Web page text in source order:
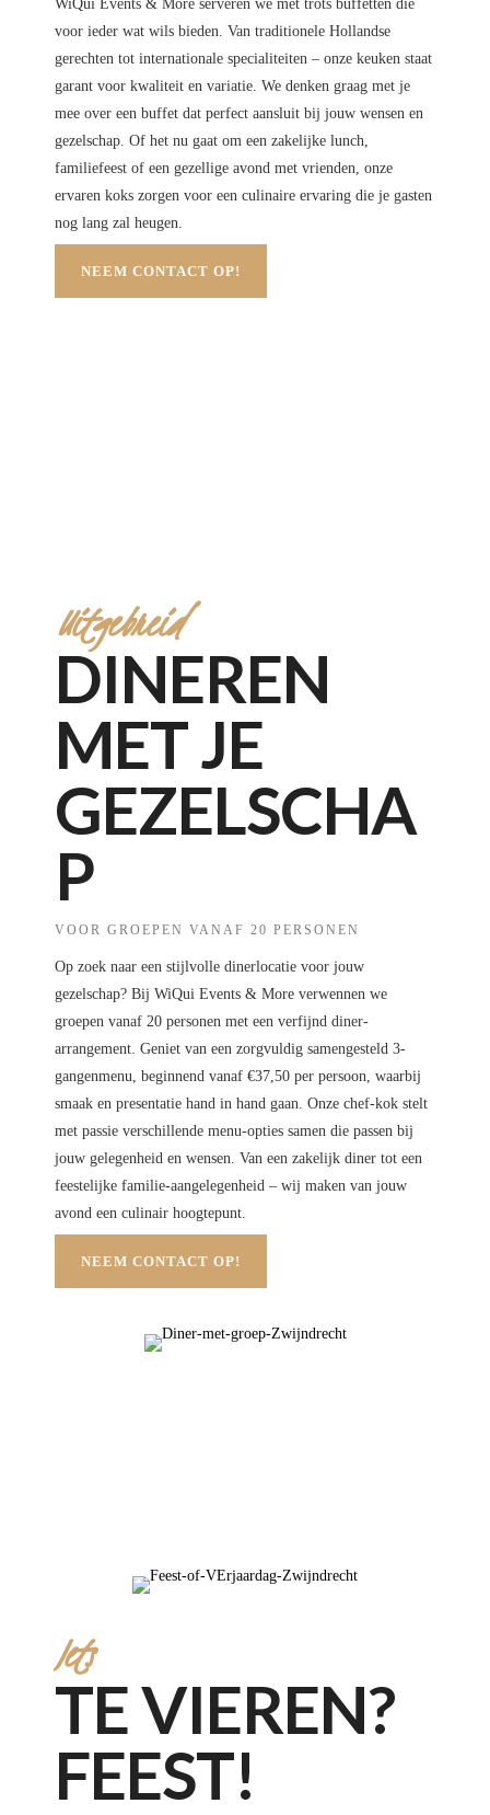
WiQui Events & More serveren we met trots buffetten die
voor ieder wat wils bieden. Van traditionele Hollandse
gerechten tot internationale specialiteiten – onze keuken staat
garant voor kwaliteit en variatie. We denken graag met je
mee over een buffet dat perfect aansluit bij jouw wensen en
gezelschap. Of het nu gaat om een zakelijke lunch,
familiefeest of een gezellige avond met vrienden, onze
ervaren koks zorgen voor een culinaire ervaring die je gasten
nog lang zal heugen.
NEEM CONTACT OP!
Uitgebreid
DINEREN
MET JE
GEZELSCHA
P
VOOR GROEPEN VANAF 20 PERSONEN
Op zoek naar een stijlvolle dinerlocatie voor jouw
gezelschap? Bij WiQui Events & More verwennen we
groepen vanaf 20 personen met een verfijnd diner-
arrangement. Geniet van een zorgvuldig samengesteld 3-
gangenmenu, beginnend vanaf €37,50 per persoon, waarbij
smaak en presentatie hand in hand gaan. Onze chef-kok stelt
met passie verschillende menu-opties samen die passen bij
jouw gelegenheid en wensen. Van een zakelijk diner tot een
feestelijke familie-aangelegenheid – wij maken van jouw
avond een culinair hoogtepunt.
NEEM CONTACT OP!
Iets
TE VIEREN?
FEEST!